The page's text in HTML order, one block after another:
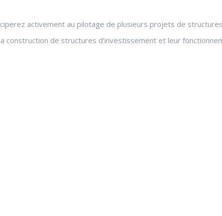
activement au pilotage de plusieurs projets de
de structures d’investissement et leur